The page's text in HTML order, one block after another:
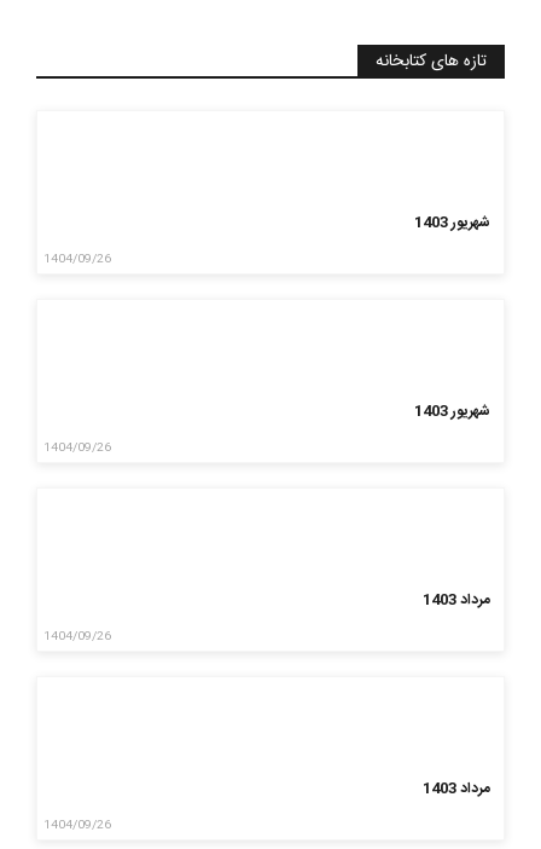
تازه های کتابخانه
شهریور 1403
1404/09/26
شهریور 1403
1404/09/26
مرداد 1403
1404/09/26
مرداد 1403
1404/09/26